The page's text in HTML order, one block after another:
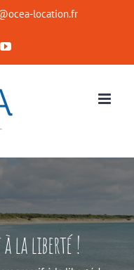
location.fr
YouTube
la liberté !